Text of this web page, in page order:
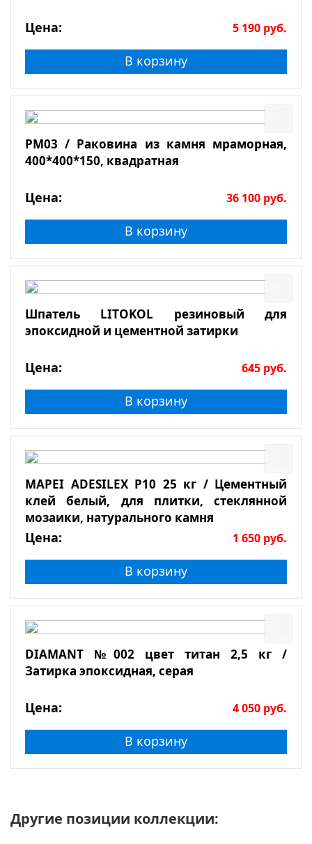
Цена: 5 190 руб.
В корзину
РМ03 / Раковина из камня мраморная,
400*400*150, квадратная
Цена: 36 100 руб.
В корзину
Шпатель LITOKOL резиновый для
эпоксидной и цементной затирки
Цена: 645 руб.
В корзину
MAPEI ADESILEX P10 25 кг / Цементный
клей белый, для плитки, стеклянной
мозаики, натурального камня
Цена: 1 650 руб.
В корзину
DIAMANT №002 цвет титан 2,5 кг /
Затирка эпоксидная, серая
Цена: 4 050 руб.
В корзину
Другие позиции коллекции: